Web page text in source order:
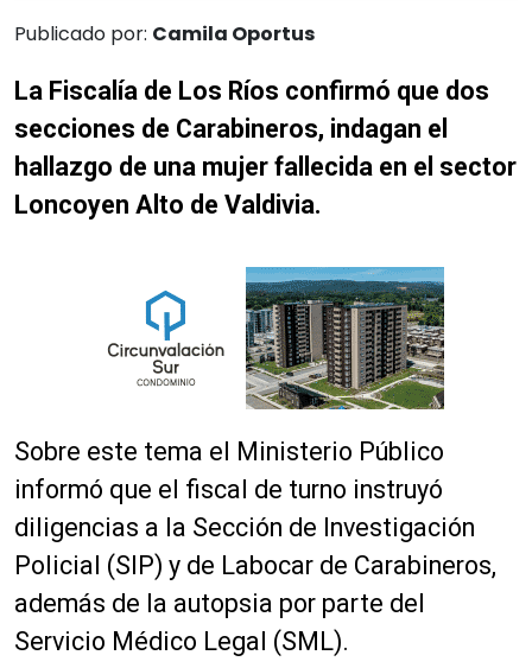
Publicado por: Camila Oportus
La Fiscalía de Los Ríos confirmó que dos
secciones de Carabineros, indagan el
hallazgo de una mujer fallecida en el sector
Loncoyen Alto de Valdivia.
Sobre este tema el Ministerio Público
informó que el fiscal de turno instruyó
diligencias a la Sección de Investigación
Policial (SIP) y de Labocar de Carabineros,
además de la autopsia por parte del
Servicio Médico Legal (SML).